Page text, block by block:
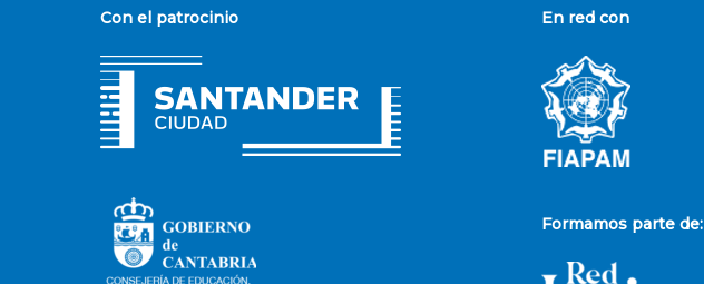
Con el patrocinio En red con
Formamos parte de: